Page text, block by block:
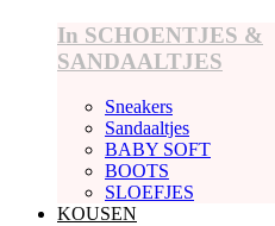
In SCHOENTJES &
SANDAALTJES
Sneakers
Sandaaltjes
BABY SOFT
BOOTS
SLOEFJES
KOUSEN